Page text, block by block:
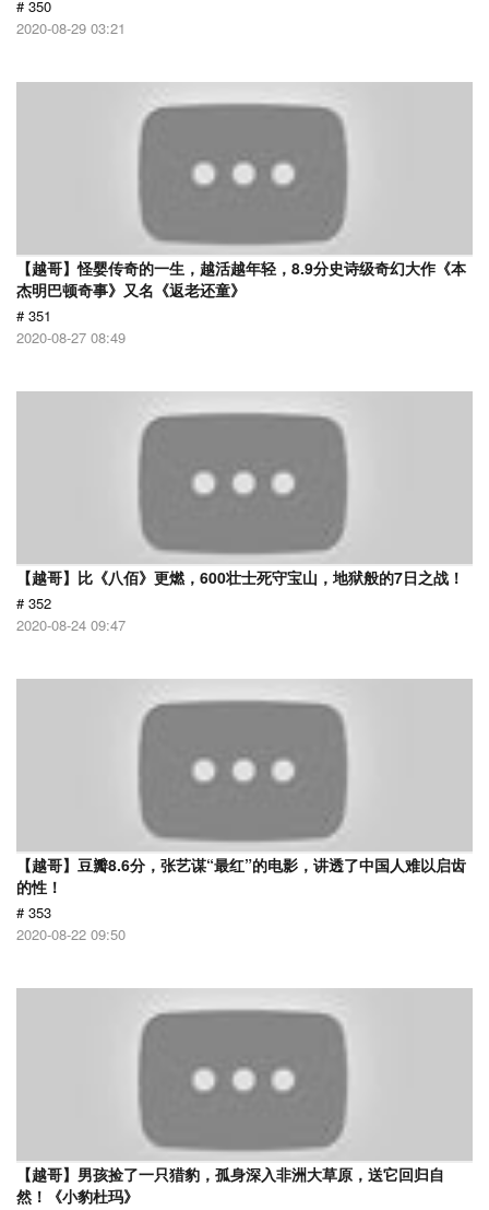
# 350
2020-08-29 03:21
【越哥】怪婴传奇的一生，越活越年轻，8.9分史诗级奇幻大作《本
杰明巴顿奇事》又名《返老还童》
# 351
2020-08-27 08:49
【越哥】比《八佰》更燃，600壮士死守宝山，地狱般的7日之战！
# 352
2020-08-24 09:47
【越哥】豆瓣8.6分，张艺谋“最红”的电影，讲透了中国人难以启齿
的性！
# 353
2020-08-22 09:50
【越哥】男孩捡了一只猎豹，孤身深入非洲大草原，送它回归自
然！《小豹杜玛》